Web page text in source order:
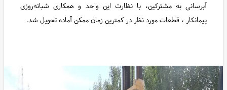
آبرسانی به مشترکین، با نظارت این واحد و همکاری شبانه‌روزی
پیمانکار ، قطعات مورد نظر در کمترین زمان ممکن آماده تحویل شد.